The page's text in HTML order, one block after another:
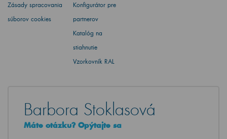
Zásady spracovania
súborov cookies
Konfigurátor pre
partnerov
Katalóg na
stiahnutie
Vzorkovník RAL
Barbora Stoklasová
Máte otázku? Opýtajte sa